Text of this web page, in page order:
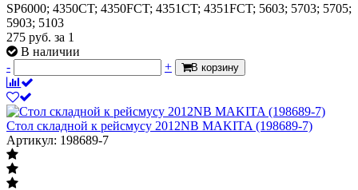
SP6000; 4350CT; 4350FCT; 4351CT; 4351FCT; 5603; 5703; 5705;
5903; 5103
275 руб. за 1
В наличии
-
+ В корзину
Стол складной к рейсмусу 2012NB MAKITA (198689-7)
Артикул: 198689-7